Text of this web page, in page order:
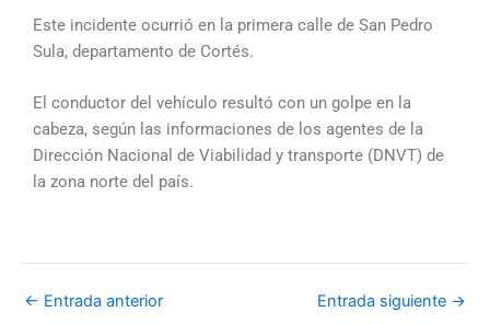
Este incidente ocurrió en la primera calle de San Pedro
Sula, departamento de Cortés.
El conductor del vehículo resultó con un golpe en la
cabeza, según las informaciones de los agentes de la
Dirección Nacional de Viabilidad y transporte (DNVT) de
la zona norte del país.
← Entrada anterior Entrada siguiente →